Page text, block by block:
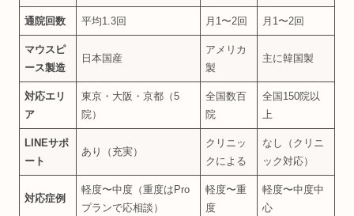
通院回数 平均1.3回 月1〜2回 月1〜2回
マウスピ
ース製造
日本国産
アメリカ
製
主に韓国製
対応エリ
ア
東京・大阪・京都（5
院）
全国数百
院
全国150院以
上
LINEサポ
ート
あり（充実）
クリニッ
クによる
なし（クリニ
ック対応）
対応症例
軽度〜中度（重度はPro
プランで応相談）
軽度〜重
度
軽度〜中度中
心